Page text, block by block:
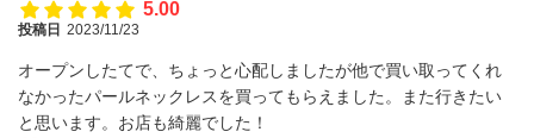
5.00
投稿日 2023/11/23
オープンしたてで、ちょっと心配しましたが他で買い取ってくれ
なかったパールネックレスを買ってもらえました。また行きたい
と思います。お店も綺麗でした！